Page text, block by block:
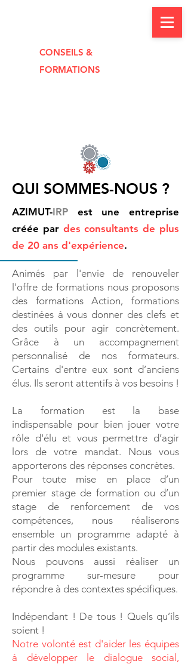
CONSEILS &
FORMATIONS
QUI SOMMES-NOUS ?
AZIMUT-IRP est une entreprise
créée par des consultants de plus
de 20 ans d'expérience.
Animés par l'envie de renouveler
l'offre de formations nous proposons
des formations Action, formations
destinées à vous donner des clefs et
des outils pour agir concrètement.
Grâce à un accompagnement
personnalisé de nos formateurs.
Certains d'entre eux sont d’anciens
élus. Ils seront attentifs à vos besoins !
La formation est la base
indispensable pour bien jouer votre
rôle d'élu et vous permettre d’agir
lors de votre mandat. Nous vous
apporterons des réponses concrètes.
Pour toute mise en place d’un
premier stage de formation ou d’un
stage de renforcement de vos
compétences, nous réaliserons
ensemble un programme adapté à
partir des modules existants.
Nous pouvons aussi réaliser un
programme sur-mesure pour
répondre à des contextes spécifiques.
Indépendant ! De tous ! Quels qu’ils
soient !
Notre volonté est d'aider les équipes
à développer le dialogue social,